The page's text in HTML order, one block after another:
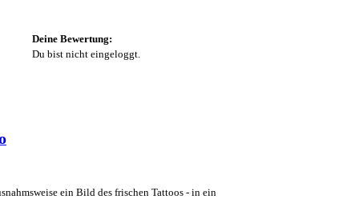
Deine Bewertung:
Du bist nicht eingeloggt.
ein Bild des frischen Tattoos - in ein